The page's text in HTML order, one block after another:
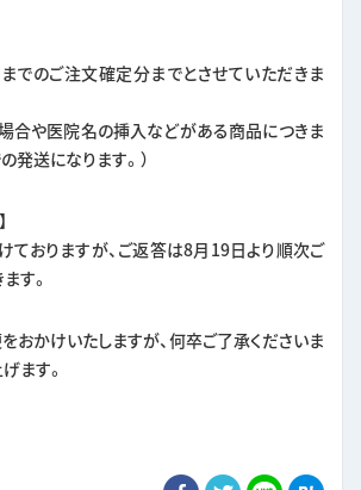
でのご注文確定分までとさせていただきま
場合や医院名の挿入などがある商品につきま
発送になります。）
ておりますが、ご返答は8月19日より順次ご
す。
おかけいたしますが、何卒ご了承くださいま
ます。